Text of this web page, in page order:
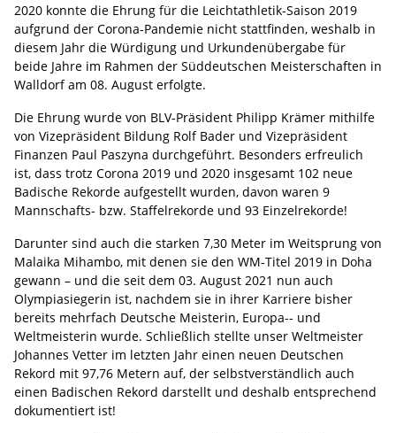
2020 konnte die Ehrung für die Leichtathletik-Saison 2019
aufgrund der Corona-Pandemie nicht stattfinden, weshalb in
diesem Jahr die Würdigung und Urkundenübergabe für
beide Jahre im Rahmen der Süddeutschen Meisterschaften in
Walldorf am 08. August erfolgte.
Die Ehrung wurde von BLV-Präsident Philipp Krämer mithilfe
von Vizepräsident Bildung Rolf Bader und Vizepräsident
Finanzen Paul Paszyna durchgeführt. Besonders erfreulich
ist, dass trotz Corona 2019 und 2020 insgesamt 102 neue
Badische Rekorde aufgestellt wurden, davon waren 9
Mannschafts- bzw. Staffelrekorde und 93 Einzelrekorde!
Darunter sind auch die starken 7,30 Meter im Weitsprung von
Malaika Mihambo, mit denen sie den WM-Titel 2019 in Doha
gewann – und die seit dem 03. August 2021 nun auch
Olympiasiegerin ist, nachdem sie in ihrer Karriere bisher
bereits mehrfach Deutsche Meisterin, Europa-- und
Weltmeisterin wurde. Schließlich stellte unser Weltmeister
Johannes Vetter im letzten Jahr einen neuen Deutschen
Rekord mit 97,76 Metern auf, der selbstverständlich auch
einen Badischen Rekord darstellt und deshalb entsprechend
dokumentiert ist!